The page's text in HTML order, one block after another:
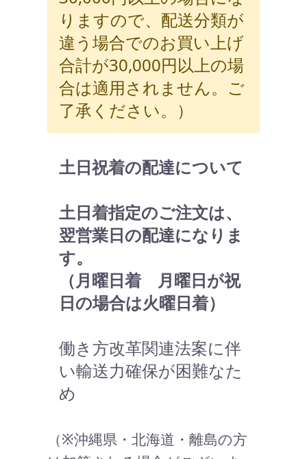
りますので、配送分類が
違う場合でのお買い上げ
合計が30,000円以上の場
合は適用されません。ご
了承ください。）
土日祝着の配達について
土日着指定のご注文は、
翌営業日の配達になりま
す。
（月曜日着 月曜日が祝
日の場合は火曜日着）
働き方改革関連法案に伴
い輸送力確保が困難なた
め
（※沖縄県・北海道・離島の方